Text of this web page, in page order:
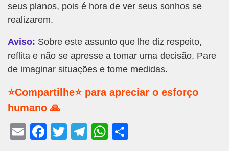
seus planos, pois é hora de ver seus sonhos se
realizarem.
Aviso: Sobre este assunto que lhe diz respeito,
reflita e não se apresse a tomar uma decisão. Pare
de imaginar situações e tome medidas.
⭐Compartilhe⭐ para apreciar o esforço
humano 🙏
E
F
T
T
W